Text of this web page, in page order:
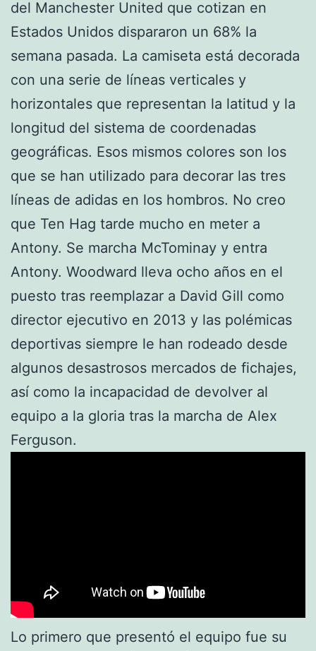
del Manchester United que cotizan en
Estados Unidos dispararon un 68% la
semana pasada. La camiseta está decorada
con una serie de líneas verticales y
horizontales que representan la latitud y la
longitud del sistema de coordenadas
geográficas. Esos mismos colores son los
que se han utilizado para decorar las tres
líneas de adidas en los hombros. No creo
que Ten Hag tarde mucho en meter a
Antony. Se marcha McTominay y entra
Antony. Woodward lleva ocho años en el
puesto tras reemplazar a David Gill como
director ejecutivo en 2013 y las polémicas
deportivas siempre le han rodeado desde
algunos desastrosos mercados de fichajes,
así como la incapacidad de devolver al
equipo a la gloria tras la marcha de Alex
Ferguson.
Lo primero que presentó el equipo fue su